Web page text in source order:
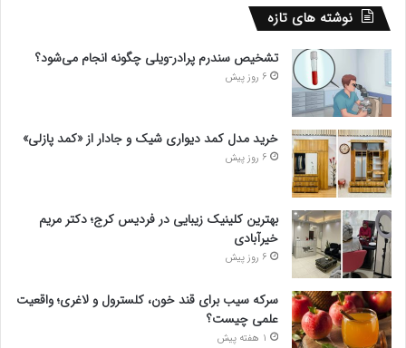
نوشته های تازه
تشخیص سندرم پرادر-ویلی چگونه انجام می‌شود؟
6 روز پیش
خرید مدل کمد دیواری شیک و جادار از «کمد پازلی»
6 روز پیش
بهترین کلینیک زیبایی در فردیس کرج؛ دکتر مریم
خیرآبادی
6 روز پیش
سرکه سیب برای قند خون، کلسترول و لاغری؛ واقعیت
علمی چیست؟
1 هفته پیش